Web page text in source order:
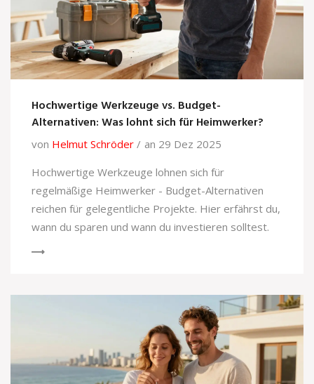
Hochwertige Werkzeuge vs. Budget-
Alternativen: Was lohnt sich für Heimwerker?
von Helmut Schröder
an 29 Dez 2025
Hochwertige Werkzeuge lohnen sich für
regelmäßige Heimwerker - Budget-Alternativen
reichen für gelegentliche Projekte. Hier erfährst du,
wann du sparen und wann du investieren solltest.